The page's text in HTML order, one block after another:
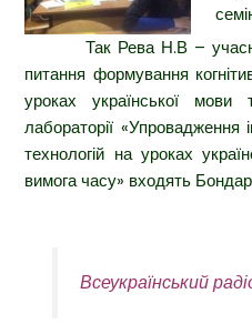
Так Рева Н.В – учасник
питання формування
уроках української мови
лабораторії «Упровадження
технологій на уроках
вимога часу» входять
Всеукраїнський